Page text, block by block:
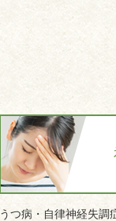
うつ病・自律神経失調